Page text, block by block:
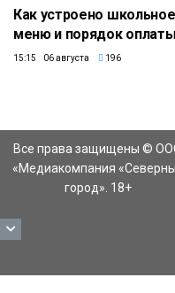
Как устроено
меню и порядок оплаты
15:15 06 августа 196
Все права защищены ©
«Медиакомпания
город». 18+